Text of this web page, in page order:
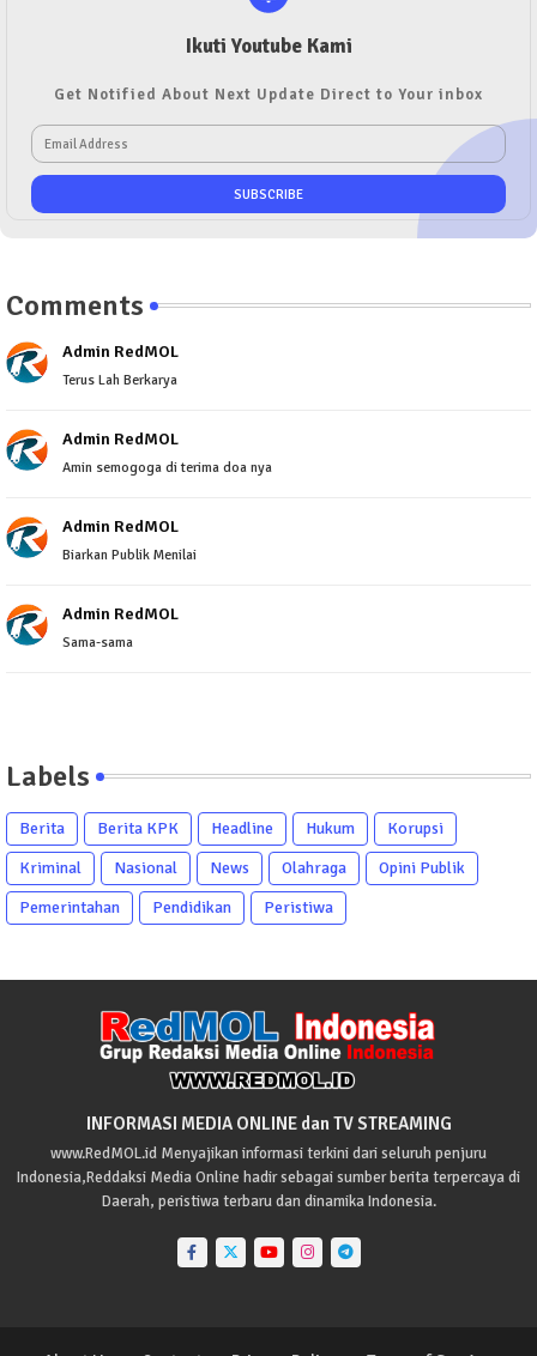
Ikuti Youtube Kami
Get Notified About Next Update Direct to Your inbox
Comments
Admin RedMOL
Terus Lah Berkarya
Admin RedMOL
Amin semogoga di terima doa nya
Admin RedMOL
Biarkan Publik Menilai
Admin RedMOL
Sama-sama
Labels
Berita Berita KPK Headline Hukum
Korupsi
Kriminal
Nasional News Olahraga
Opini Publik
Pemerintahan
Pendidikan Peristiwa
INFORMASI MEDIA ONLINE dan TV STREAMING
www.RedMOL.id Menyajikan informasi terkini dari seluruh penjuru
Indonesia,Reddaksi Media Online hadir sebagai sumber berita terpercaya di
Daerah, peristiwa terbaru dan dinamika Indonesia.